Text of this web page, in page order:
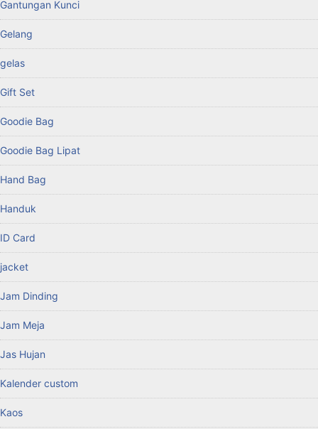
Gantungan Kunci
Gelang
gelas
Gift Set
Goodie Bag
Goodie Bag Lipat
Hand Bag
Handuk
ID Card
jacket
Jam Dinding
Jam Meja
Jas Hujan
Kalender custom
Kaos